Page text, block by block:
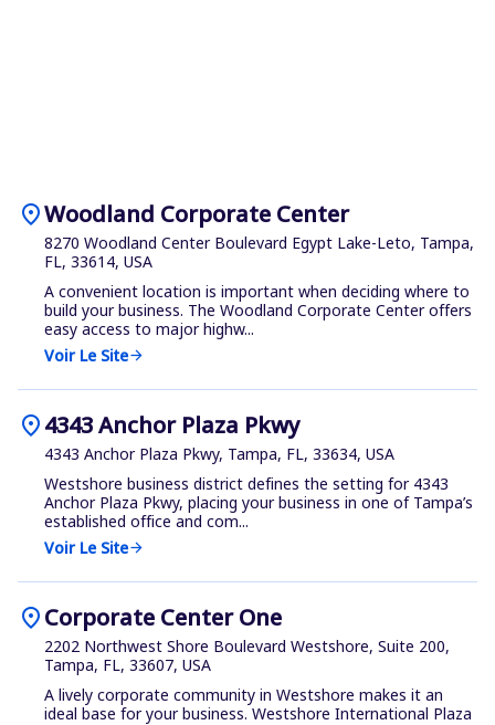
location_onWoodland Corporate Center
8270 Woodland Center Boulevard Egypt Lake-Leto, Tampa,
FL, 33614, USA
A convenient location is important when deciding where to
build your business. The Woodland Corporate Center offers
easy access to major highw...
Voir Le Sitearrow_forward
location_on4343 Anchor Plaza Pkwy
4343 Anchor Plaza Pkwy, Tampa, FL, 33634, USA
Westshore business district defines the setting for 4343
Anchor Plaza Pkwy, placing your business in one of Tampa’s
established office and com...
Voir Le Sitearrow_forward
location_onCorporate Center One
2202 Northwest Shore Boulevard Westshore, Suite 200,
Tampa, FL, 33607, USA
A lively corporate community in Westshore makes it an
ideal base for your business. Westshore International Plaza